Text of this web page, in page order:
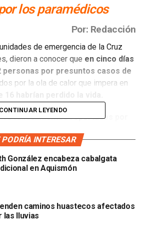
los paramédicos
Por: Redacción
de emergencia de la Cruz
dieron a conocer que en cinco días
personas por presuntos casos de
por la ola de calor que impera en
10 fallecimientos reportados por
altas temperaturas ascendería a
CONTINUAR LEYENDO
PODRÍA INTERESAR
González encabeza cabalgata
en Aquismón
caminos huastecos afectados
las lluvias